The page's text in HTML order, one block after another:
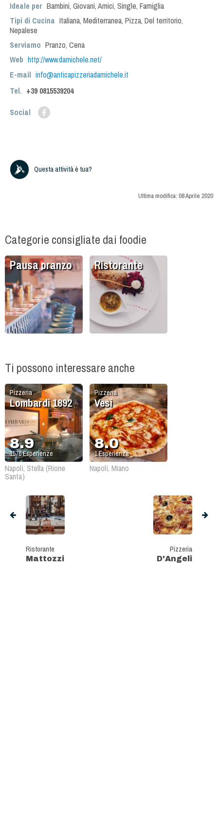
Ideale per Bambini, Giovani,Amici, Single, Famiglia
Tipi di Cucina Italiana, Mediterranea, Pizza, Del territorio,
Nepalese
Serviamo Pranzo, Cena
Web http://www.damichele.net/
E-mail info@anticapizzeriadamichele.it
Tel. +39 0815539204
Social
Questa attività è tua?
Ultima modifica: 08 Aprile 2020
Categorie consigliate dai foodie
Pausa pranzo Ristorante
Ti possono interessare anche
Pizzeria
Lombardi 1892
8.9
1576Esperienze
Napoli, Stella (Rione
Santa)
Pizzeria
Vesi
8.0
1Esperienza
Napoli, Miano
Ristorante
Mattozzi
Pizzeria
D'Angeli